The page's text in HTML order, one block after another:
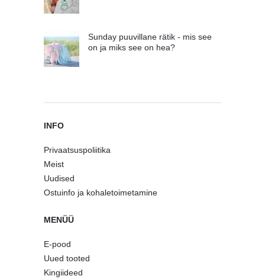
Sunday puuvillane rätik - mis see
on ja miks see on hea?
INFO
Privaatsuspoliitika
Meist
Uudised
Ostuinfo ja kohaletoimetamine
MENÜÜ
E-pood
Uued tooted
Kingiideed